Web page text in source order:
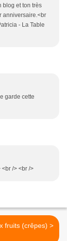
blog et ton très
anniversaire.<br
- La Table
garde cette
/> <br />
toatchs aux fruits (crêpes) >